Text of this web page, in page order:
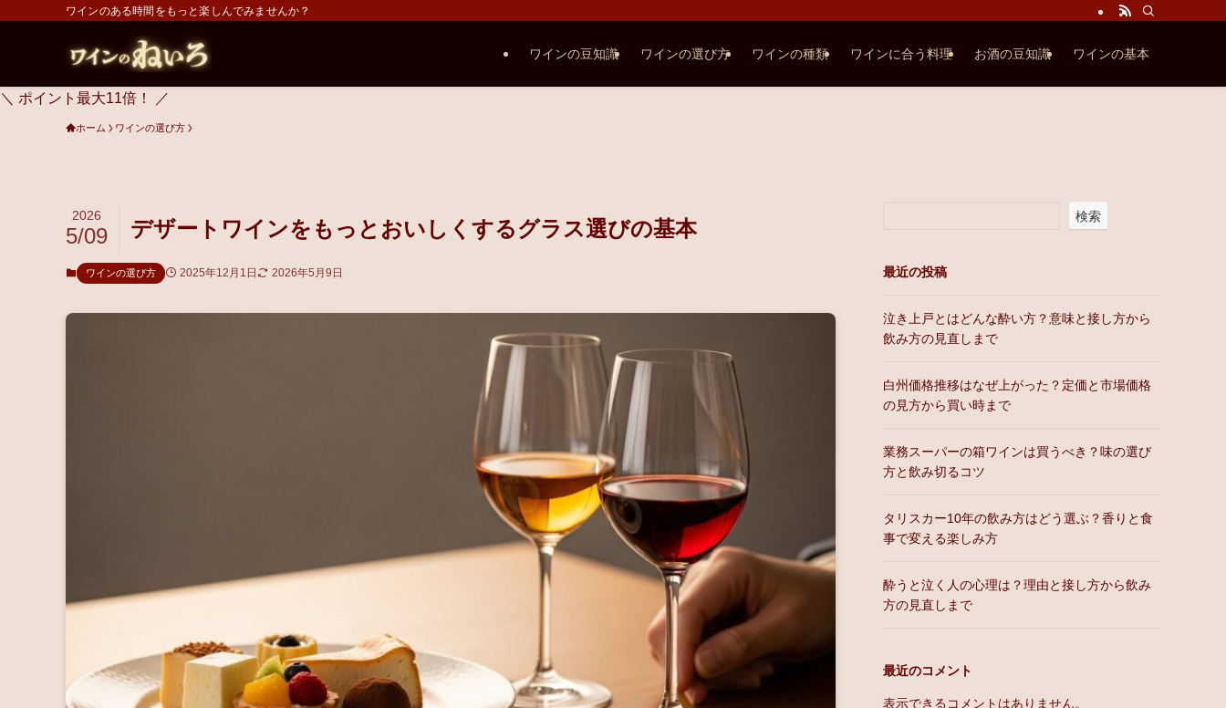
ワインのある時間をもっと楽しんでみませんか？
ワインの豆知識 ワインの選び方 ワインの種類 ワインに合う料理 お酒の豆知識 ワインの基本
＼ ポイント最大11倍！ ／
ホーム ワインの選び方
デザートワインをもっとおいしくするグラス選びの基本
2026
5/09
ワインの選び方 2025年12月1日 2026年5月9日
検索
最近の投稿
泣き上戸とはどんな酔い方？意味と接し方から
飲み方の見直しまで
白州価格推移はなぜ上がった？定価と市場価格
の見方から買い時まで
業務スーパーの箱ワインは買うべき？味の選び
方と飲み切るコツ
タリスカー10年の飲み方はどう選ぶ？香りと食
事で変える楽しみ方
酔うと泣く人の心理は？理由と接し方から飲み
方の見直しまで
最近のコメント
表示できるコメントはありません。